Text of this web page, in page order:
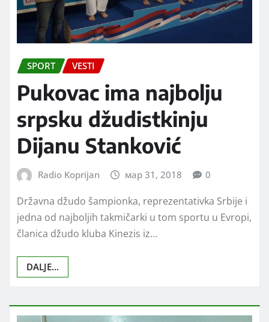
SPORT VESTI
Pukovac ima najbolju
srpsku džudistkinju
Dijanu Stanković
Radio Koprijan мар 31, 2018 0
Državna džudo šampionka, reprezentativka Srbije i
jedna od najboljih takmičarki u tom sportu u Evropi,
članica džudo kluba Kinezis iz…
DALJE...